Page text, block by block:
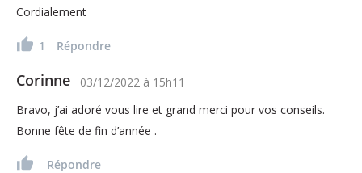
Cordialement
1 Répondre
Corinne 03/12/2022 à 15h11
Bravo, j’ai adoré vous lire et grand merci pour vos conseils.
Bonne fête de fin d’année .
Répondre